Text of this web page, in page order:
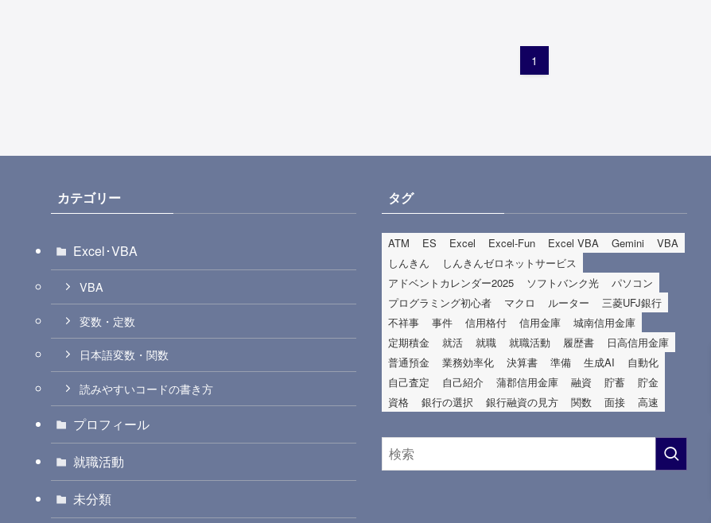
1
カテゴリー
Excel･VBA
VBA
変数・定数
日本語変数・関数
読みやすいコードの書き方
プロフィール
就職活動
未分類
タグ
ATM ES Excel Excel-Fun Excel VBA Gemini
VBA
しんきん
しんきんゼロネットサービス
アドベントカレンダー2025
ソフトバンク光
パソコン
プログラミング初心者
マクロ ルーター
三菱UFJ銀行
不祥事
事件 信用格付 信用金庫
城南信用金庫
定期積金
就活 就職 就職活動 履歴書
日高信用金庫
普通預金
業務効率化 決算書 準備 生成AI
自動化
自己査定
自己紹介 蒲郡信用金庫 融資 貯蓄
貯金
資格
銀行の選択 銀行融資の見方 関数 面接 高速